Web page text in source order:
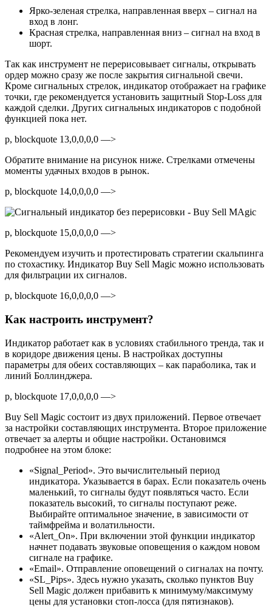
Ярко-зеленая стрелка, направленная вверх – сигнал на
вход в лонг.
Красная стрелка, направленная вниз – сигнал на вход в
шорт.
Так как инструмент не перерисовывает сигналы, открывать
ордер можно сразу же после закрытия сигнальной свечи.
Кроме сигнальных стрелок, индикатор отображает на графике
точки, где рекомендуется установить защитный Stop-Loss для
каждой сделки. Других сигнальных индикаторов с подобной
функцией пока нет.
p, blockquote 13,0,0,0,0 —>
Обратите внимание на рисунок ниже. Стрелками отмечены
моменты удачных входов в рынок.
p, blockquote 14,0,0,0,0 —>
p, blockquote 15,0,0,0,0 —>
Рекомендуем изучить и протестировать стратегии скальпинга
по стохастику. Индикатор Buy Sell Magic можно использовать
для фильтрации их сигналов.
p, blockquote 16,0,0,0,0 —>
Как настроить инструмент?
Индикатор работает как в условиях стабильного тренда, так и
в коридоре движения цены. В настройках доступны
параметры для обеих составляющих – как параболика, так и
линий Боллинджера.
p, blockquote 17,0,0,0,0 —>
Buy Sell Magic состоит из двух приложений. Первое отвечает
за настройки составляющих инструмента. Второе приложение
отвечает за алерты и общие настройки. Остановимся
подробнее на этом блоке:
«Signal_Period». Это вычислительный период
индикатора. Указывается в барах. Если показатель очень
маленький, то сигналы будут появляться часто. Если
показатель высокий, то сигналы поступают реже.
Выбирайте оптимальное значение, в зависимости от
таймфрейма и волатильности.
«Alert_On». При включении этой функции индикатор
начнет подавать звуковые оповещения о каждом новом
сигнале на графике.
«Email». Отправление оповещений о сигналах на почту.
«SL_Pips». Здесь нужно указать, сколько пунктов Buy
Sell Magic должен прибавить к минимуму/максимуму
цены для установки стоп-лосса (для пятизнаков).